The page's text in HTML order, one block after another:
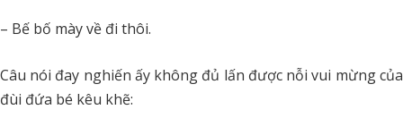
– Bế bố mày về đi thôi.
Câu nói đay nghiến ấy không đủ lấn được nỗi vui mừng
đùi đứa bé kêu khẽ: